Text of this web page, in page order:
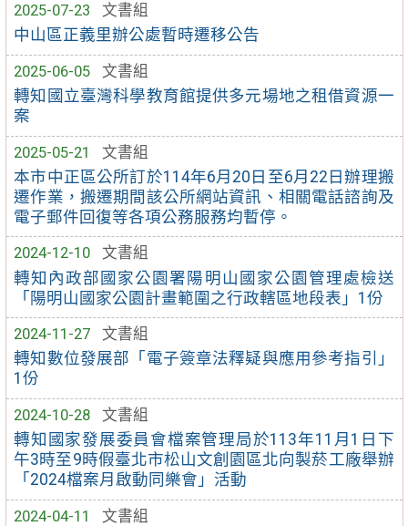
2025-07-23
文書組
中山區正義里辦公處暫時遷移公告
2025-06-05
文書組
轉知國立臺灣科學教育館提供多元場地之租借資源一
案
2025-05-21
文書組
本市中正區公所訂於114年6月20日至6月22日辦理搬
遷作業，搬遷期間該公所網站資訊、相關電話諮詢及
電子郵件回復等各項公務服務均暫停。
2024-12-10
文書組
轉知內政部國家公園署陽明山國家公園管理處檢送
「陽明山國家公園計畫範圍之行政轄區地段表」1份
2024-11-27
文書組
轉知數位發展部「電子簽章法釋疑與應用參考指引」
1份
2024-10-28
文書組
轉知國家發展委員會檔案管理局於113年11月1日下
午3時至9時假臺北市松山文創園區北向製菸工廠舉辦
「2024檔案月啟動同樂會」活動
2024-04-11
文書組